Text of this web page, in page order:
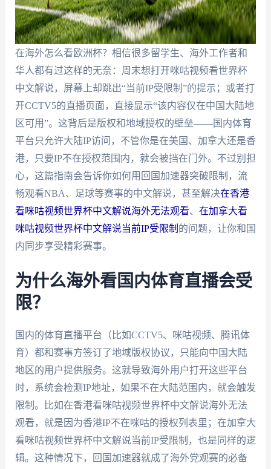
在海外怎么看欧洲杯？相信很多留学生、海外工作者和
华人都有过这样的无奈：周末想打开咪咕视频看世界杯
中文解说，屏幕上却跳出“当前IP受限制”的提示；或者打
开CCTV5的直播页面，直接显示“该内容仅在中国大陆地
区可用”。这背后是版权和地域授权的壁垒——国内体育
平台只允许大陆IP访问，不管你是在美国、加拿大还是香
港，只要IP不在授权范围内，就会被挡在门外。不过别担
心，这篇指南会告诉你如何用回国加速器突破限制，流
畅观看NBA、足球等赛事的中文解说，甚至解决在香港
看咪咕视频世界杯中文解说海外无法观看、 在加拿大看
咪咕视频世界杯中文解说当前IP受限制 的问题，让你和国
内同步享受精彩赛事。
为什么海外看国内体育直播会受
限？
国内的体育直播平台（比如CCTV5、咪咕视频、腾讯体
育）都和赛事方签订了地域版权协议，只能向中国大陆
地区的用户提供服务。这就导致海外用户打开这些平台
时，系统会检测IP地址，如果不在大陆范围内，就会触发
限制。比如在香港看咪咕视频世界杯中文解说海外无法
观看，就是因为香港IP不在咪咕的授权列表里；在加拿大
看咪咕视频世界杯中文解说当前IP受限制，也是同样的逻
辑。这种情况下，回国加速器就成了海外党观赛的必备